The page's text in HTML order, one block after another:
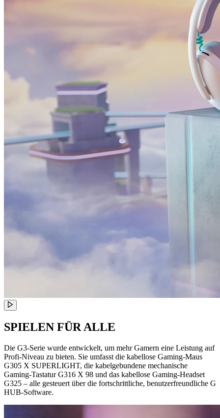
SPIELEN FÜR ALLE
Die G3-Serie wurde entwickelt, um mehr Gamern eine Leistung auf
Profi-Niveau zu bieten. Sie umfasst die kabellose Gaming-Maus
G305 X SUPERLIGHT, die kabelgebundene mechanische
Gaming-Tastatur G316 X 98 und das kabellose Gaming-Headset
G325 – alle gesteuert über die fortschrittliche, benutzerfreundliche G
HUB-Software.